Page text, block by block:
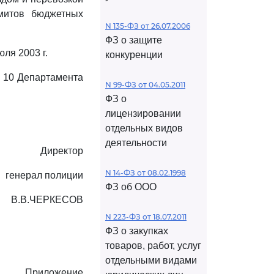
бюджетных
2003 г.
10 Департамента
Директор
генерал полиции
В.В.ЧЕРКЕСОВ
N 135-ФЗ от 26.07.2006
ФЗ о защите
конкуренции
N 99-ФЗ от 04.05.2011
ФЗ о
лицензировании
отдельных видов
деятельности
N 14-ФЗ от 08.02.1998
ФЗ об ООО
N 223-ФЗ от 18.07.2011
ФЗ о закупках
товаров, работ, услуг
отдельными видами